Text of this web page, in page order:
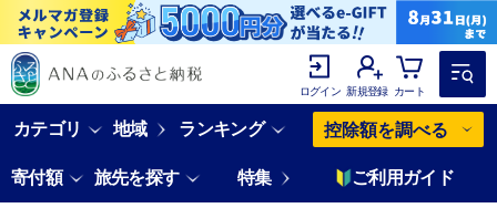
ログイン 新規登録 カート
カテゴリ 地域 ランキング 控除額を調べる
寄付額 旅先を探す 特集 ご利用ガイド